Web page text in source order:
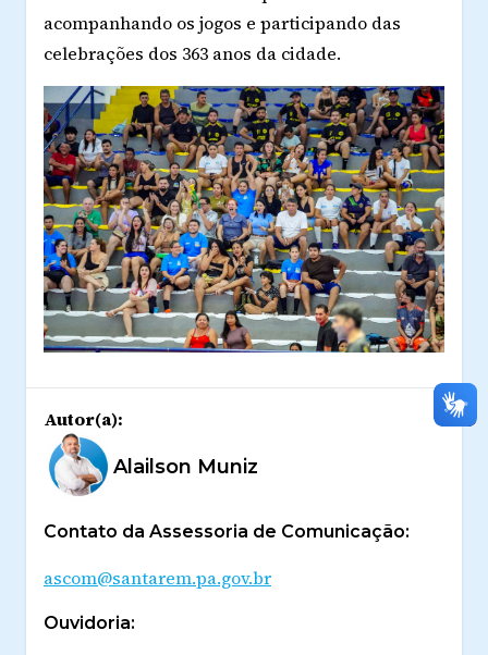
acompanhando os jogos e participando das
celebrações dos 363 anos da cidade.
Autor(a):
Alailson Muniz
Contato da Assessoria de Comunicação:
ascom@santarem.pa.gov.br
Ouvidoria: